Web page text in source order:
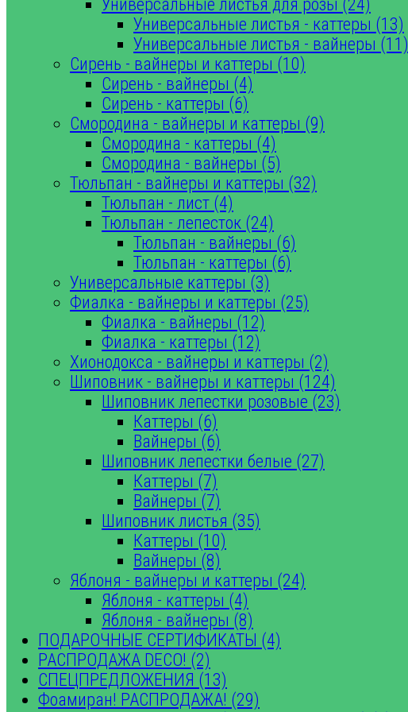
Универсальные листья для розы (24)
Универсальные листья - каттеры (13)
Универсальные листья - вайнеры (11)
Сирень - вайнеры и каттеры (10)
Сирень - вайнеры (4)
Сирень - каттеры (6)
Смородина - вайнеры и каттеры (9)
Смородина - каттеры (4)
Смородина - вайнеры (5)
Тюльпан - вайнеры и каттеры (32)
Тюльпан - лист (4)
Тюльпан - лепесток (24)
Тюльпан - вайнеры (6)
Тюльпан - каттеры (6)
Универсальные каттеры (3)
Фиалка - вайнеры и каттеры (25)
Фиалка - вайнеры (12)
Фиалка - каттеры (12)
Хионодокса - вайнеры и каттеры (2)
Шиповник - вайнеры и каттеры (124)
Шиповник лепестки розовые (23)
Каттеры (6)
Вайнеры (6)
Шиповник лепестки белые (27)
Каттеры (7)
Вайнеры (7)
Шиповник листья (35)
Каттеры (10)
Вайнеры (8)
Яблоня - вайнеры и каттеры (24)
Яблоня - каттеры (4)
Яблоня - вайнеры (8)
ПОДАРОЧНЫЕ СЕРТИФИКАТЫ (4)
РАСПРОДАЖА DECO! (2)
СПЕЦПРЕДЛОЖЕНИЯ (13)
Фоамиран! РАСПРОДАЖА! (29)